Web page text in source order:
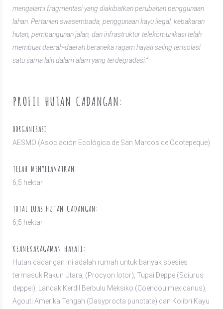
mengalami fragmentasi yang diakibatkan perubahan penggunaan
lahan. Pertanian swasembada, penggunaan kayu ilegal, kebakaran
hutan, pembangunan jalan, dan infrastruktur telekomunikasi telah
membuat daerah-daerah beraneka ragam hayati saling terisolasi
satu sama lain dalam alam yang terdegradasi.”
PROFIL HUTAN CADANGAN:
OORGANISASI:
AESMO (Asociación Ecológica de San Marcos de Ocotepeque)
TELAH MENYELAMATKAN:
6,5 hektar
TOTAL LUAS HUTAN CADANGAN:
6,5 hektar
KEANEKARAGAMAN HAYATI:
Hutan cadangan ini adalah rumah untuk banyak spesies
termasuk Rakun Utara, (Procyon lotor), Tupai Deppe (Sciurus
deppei), Landak Kerdil Berbulu Meksiko (Coendou mexicanus),
Agouti Amerika Tengah (Dasyprocta punctate) dan Kolibri Kayu